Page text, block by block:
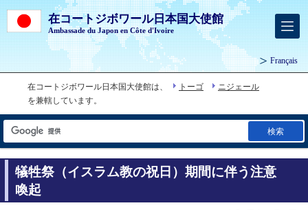
在コートジボワール日本国大使館
Ambassade du Japon en Côte d'Ivoire
Français
在コートジボワール日本国大使館は、 トーゴ
ニジェール
を兼轄しています。
検索
犠牲祭（イスラム教の祝日）期間に伴う注意
喚起